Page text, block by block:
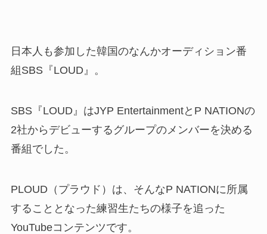
日本人も参加した韓国のなんかオーディション番
組SBS『LOUD』。
SBS『LOUD』はJYP EntertainmentとP NATIONの
2社からデビューするグループのメンバーを決める
番組でした。
PLOUD（プラウド）は、そんなP NATIONに所属
することとなった練習生たちの様子を追った
YouTubeコンテンツです。